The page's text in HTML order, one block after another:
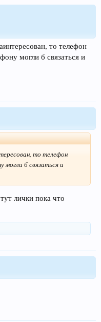
то телефон
могли б связаться и
то телефон
могли б связаться и
лички пока что